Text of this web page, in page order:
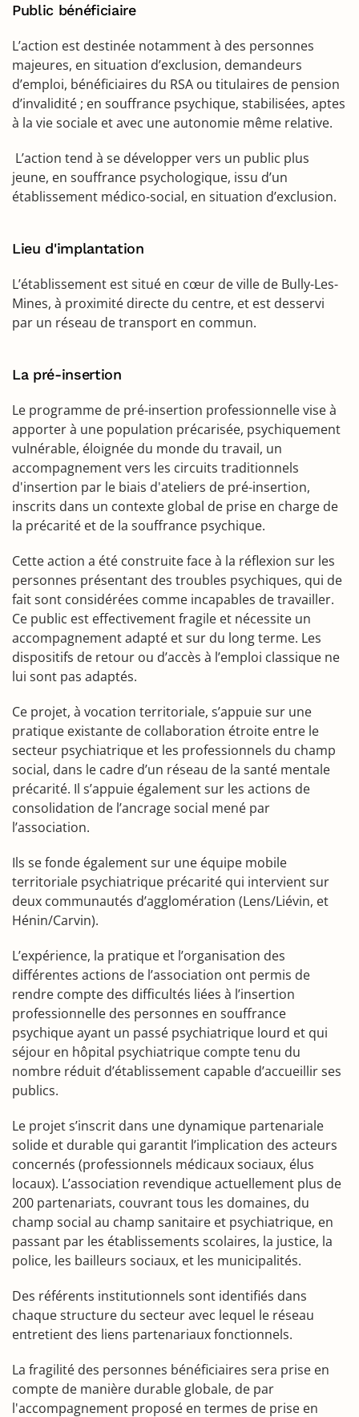
Public bénéficiaire
L’action est destinée notamment à des personnes
majeures, en situation d’exclusion, demandeurs
d’emploi, bénéficiaires du RSA ou titulaires de pension
d’invalidité ; en souffrance psychique, stabilisées, aptes
à la vie sociale et avec une autonomie même relative.
L’action tend à se développer vers un public plus
jeune, en souffrance psychologique, issu d’un
établissement médico-social, en situation d’exclusion.
Lieu d'implantation
L’établissement est situé en cœur de ville de Bully-Les-
Mines, à proximité directe du centre, et est desservi
par un réseau de transport en commun.
La pré-insertion
Le programme de pré-insertion professionnelle vise à
apporter à une population précarisée, psychiquement
vulnérable, éloignée du monde du travail, un
accompagnement vers les circuits traditionnels
d'insertion par le biais d'ateliers de pré-insertion,
inscrits dans un contexte global de prise en charge de
la précarité et de la souffrance psychique.
Cette action a été construite face à la réflexion sur les
personnes présentant des troubles psychiques, qui de
fait sont considérées comme incapables de travailler.
Ce public est effectivement fragile et nécessite un
accompagnement adapté et sur du long terme. Les
dispositifs de retour ou d’accès à l’emploi classique ne
lui sont pas adaptés.
Ce projet, à vocation territoriale, s’appuie sur une
pratique existante de collaboration étroite entre le
secteur psychiatrique et les professionnels du champ
social, dans le cadre d’un réseau de la santé mentale
précarité. Il s’appuie également sur les actions de
consolidation de l’ancrage social mené par
l’association.
Ils se fonde également sur une équipe mobile
territoriale psychiatrique précarité qui intervient sur
deux communautés d’agglomération (Lens/Liévin, et
Hénin/Carvin).
L’expérience, la pratique et l’organisation des
différentes actions de l’association ont permis de
rendre compte des difficultés liées à l’insertion
professionnelle des personnes en souffrance
psychique ayant un passé psychiatrique lourd et qui
séjour en hôpital psychiatrique compte tenu du
nombre réduit d’établissement capable d’accueillir ses
publics.
Le projet s’inscrit dans une dynamique partenariale
solide et durable qui garantit l’implication des acteurs
concernés (professionnels médicaux sociaux, élus
locaux). L’association revendique actuellement plus de
200 partenariats, couvrant tous les domaines, du
champ social au champ sanitaire et psychiatrique, en
passant par les établissements scolaires, la justice, la
police, les bailleurs sociaux, et les municipalités.
Des référents institutionnels sont identifiés dans
chaque structure du secteur avec lequel le réseau
entretient des liens partenariaux fonctionnels.
La fragilité des personnes bénéficiaires sera prise en
compte de manière durable globale, de par
l'accompagnement proposé en termes de prise en